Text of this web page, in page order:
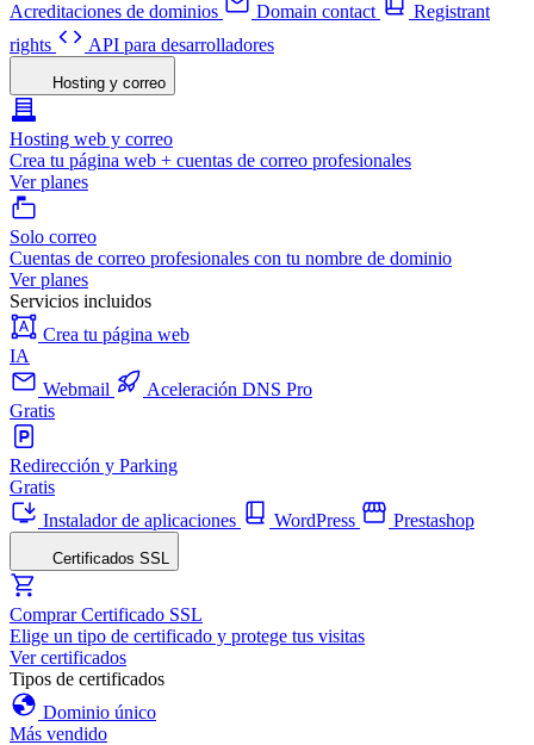
Acreditaciones de dominios
Domain contact
Registrant
rights
API para desarrolladores
Hosting y correo
Hosting web y correo
Crea tu página web + cuentas de correo profesionales
Ver planes
Solo correo
Cuentas de correo profesionales con tu nombre de dominio
Ver planes
Servicios incluidos
Crea tu página web
IA
Webmail
Aceleración DNS Pro
Gratis
Redirección y Parking
Gratis
Instalador de aplicaciones
WordPress Prestashop
Certificados SSL
Comprar Certificado SSL
Elige un tipo de certificado y protege tus visitas
Ver certificados
Tipos de certificados
Dominio único
Más vendido